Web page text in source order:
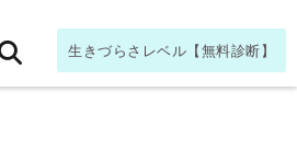
生きづらさレベル【無料診断】